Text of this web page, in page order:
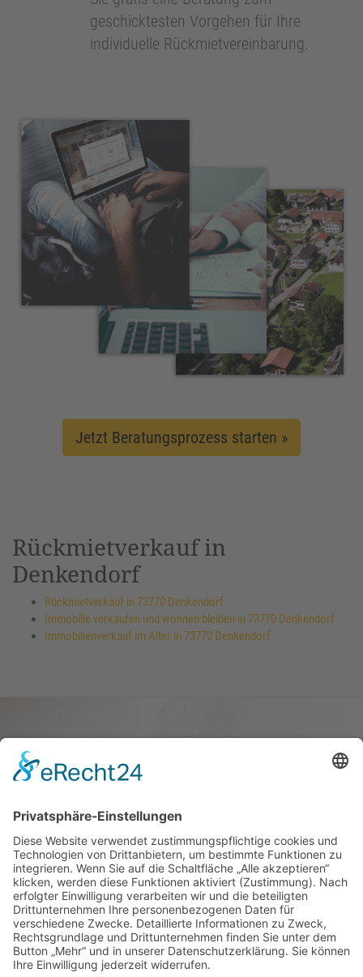
geschicktesten Vorgehen für Ihre
individuelle Rückmietvereinbarung.
Jetzt Beratungsprozess starten »
Rückmietverkauf in
Denkendorf
Rückmietverkauf in 73770 Denkendorf
Immobilie verkaufen und wohnen bleiben in 73770 Denkendorf
Immobilienverkauf im Alter in 73770 Denkendorf
verkaufen und darin
wohnen bleiben
Verkaufen Sie Ihr Haus oder Ihre
Eigen­tums­woh­nung und bleiben Sie
darin wohnen.
Jetzt Ermittlung starten »